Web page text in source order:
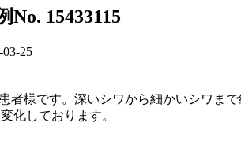
No. 15433115
25
者様です。深いシワから細かいシワま
化しております。